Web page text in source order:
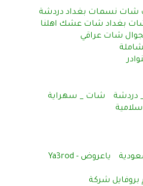
نسمات بغداد دردشة
بغداد شات عشك اهلنا
شات عراقي
دردشة
شات _ سهراية
ياعروض - Ya3rod
شركة